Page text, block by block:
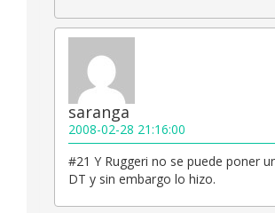
saranga
2008-02-28 21:16:00
#21 Y Ruggeri no se puede poner
DT y sin embargo lo hizo.